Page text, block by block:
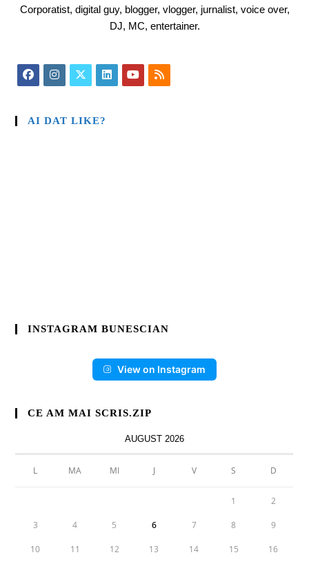
Corporatist, digital guy, blogger, vlogger, jurnalist, voice over,
DJ, MC, entertainer.
AI DAT LIKE?
INSTAGRAM BUNESCIAN
View on Instagram
CE AM MAI SCRIS.ZIP
AUGUST 2026
L MA MI J V S D
1 2
3 4 5 6 7 8 9
10 11 12 13 14 15 16